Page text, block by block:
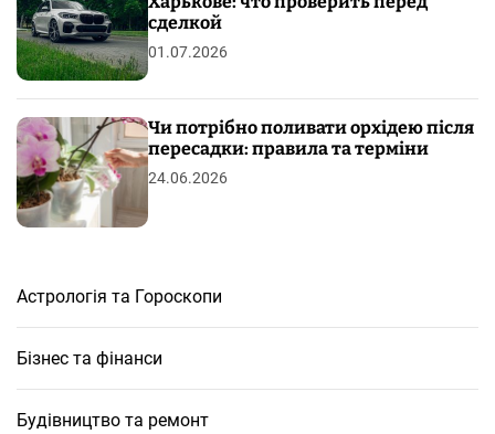
сделкой
01.07.2026
Чи потрібно поливати орхідею після
пересадки: правила та терміни
24.06.2026
Астрологія та Гороскопи
Бізнес та фінанси
Будівництво та ремонт